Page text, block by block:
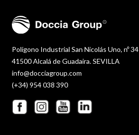
Polígono Industrial San Nicolás Uno, nº 34
41500 Alcalá de Guadaira. SEVILLA
info@docciagroup.com
(+34) 954 038 390